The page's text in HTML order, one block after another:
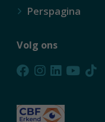
Perspagina
Volg ons